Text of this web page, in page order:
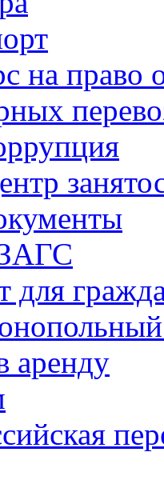
на право
для
аренду